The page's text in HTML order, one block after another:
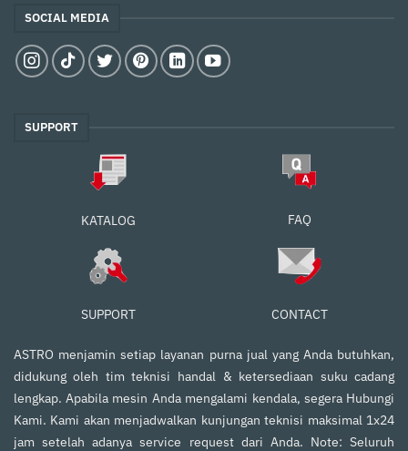
SOCIAL MEDIA
SUPPORT
KATALOG FAQ
SUPPORT CONTACT
ASTRO menjamin setiap layanan purna jual yang Anda butuhkan,
didukung oleh tim teknisi handal & ketersediaan suku cadang
lengkap. Apabila mesin Anda mengalami kendala, segera Hubungi
Kami. Kami akan menjadwalkan kunjungan teknisi maksimal 1x24
jam setelah adanya service request dari Anda. Note: Seluruh